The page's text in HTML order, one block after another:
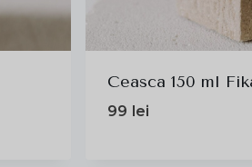
Ceasca 150 ml
99 lei